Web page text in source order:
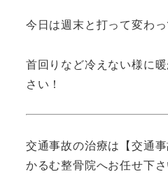
今日は週末と打って変わ
首回りなど冷えない様に
さい！
交通事故の治療は【交通事
かるむ整骨院へお任せ下さ